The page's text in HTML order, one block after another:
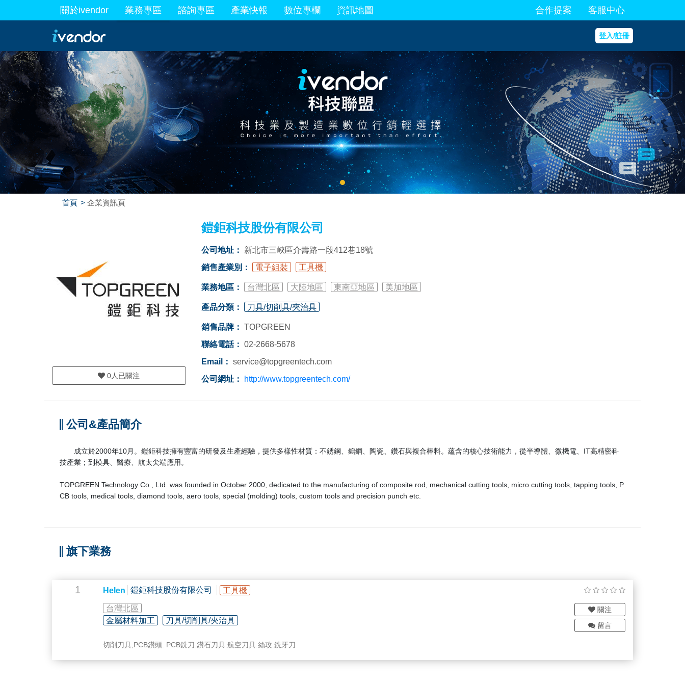
關於ivendor 業務專區
最新業務 諮詢專區 產業快報 數位專欄 資訊地圖 合作提案 客服中心
登入/註冊
首頁 企業資訊頁
0人已關注
鎧鉅科技股份有限公司
公司地址：
新北市三峽區介壽路一段412巷18號
銷售產業別：
電子組裝 工具機
業務地區： 台灣北區 大陸地區 東南亞地區 美加地區
產品分類： 刀具/切削具/夾治具
銷售品牌： TOPGREEN
聯絡電話： 02-2668-5678
Email： service@topgreentech.com
公司網址：
http://www.topgreentech.com/
公司&產品簡介
成立於2000年10月。鎧鉅科技擁有豐富的研發及生產經驗，提供多樣性材質：不銹鋼、鎢鋼、陶瓷、鑽石與複合棒料。蘊含的核心技術能力，從半導體、微機電、IT高精密科
技產業；到模具、醫療、航太尖端應用。
TOPGREEN Technology Co., Ltd. was founded in October 2000, dedicated to the manufacturing of composite rod, mechanical cutting tools, micro cutting tools, tapping tools, P
CB tools, medical tools, diamond tools, aero tools, special (molding) tools, custom tools and precision punch etc.
旗下業務
1 Helen 鎧鉅科技股份有限公司 工具機
台灣北區
金屬材料加工
刀具/切削具/夾治具
切削刀具,PCB鑽頭. PCB銑刀.鑽石刀具.航空刀具.絲攻.銑牙刀
關注
留言